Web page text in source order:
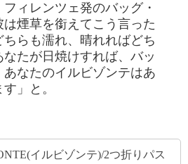
ィレンツェ発のバッグ・
煙草を銜えてこう言った
らも濡れ、晴れればどち
たが日焼けすれば、バッ
なたのイルビゾンテはあ
」と。
411619_2
イルビゾンテ)/2つ折りパス